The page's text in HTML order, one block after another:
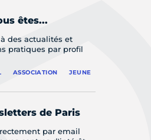
êtes...
des actualités et
pratiques par profil
ASSOCIATION JEUNE
de Paris
par email